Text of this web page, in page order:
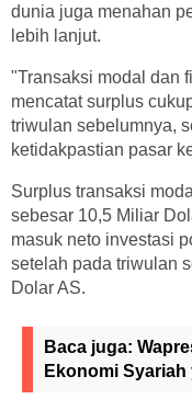
dunia juga menahan
lebih lanjut.
"Transaksi modal dan
mencatat surplus
triwulan sebelumnya,
ketidakpastian pasar
Surplus transaksi
sebesar 10,5 Miliar
masuk neto investasi
setelah pada triwulan
Dolar AS.
Baca juga:
Ekonomi